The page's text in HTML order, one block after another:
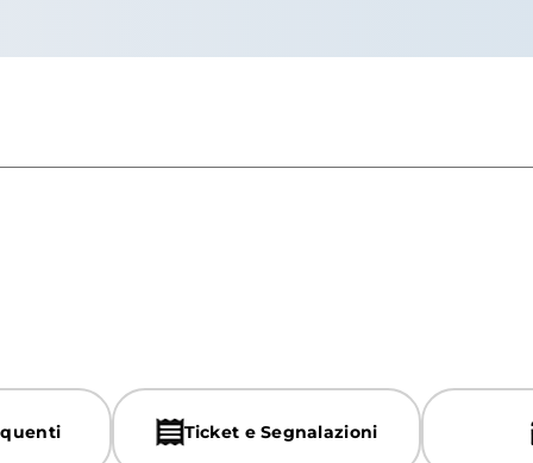
Ticket e Segnalazioni